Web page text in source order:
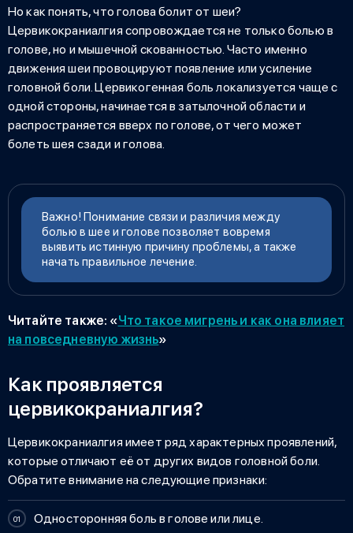
Но как понять, чтоголова болит от шеи?
Цервикокраниалгиясопровождается не только болью в
голове, но и мышечной скованностью. Часто именно
движения шеи провоцируют появление или усиление
головной боли. Цервикогенная боль локализуется чаще с
одной стороны, начинается в затылочной области и
распространяется вверх по голове,от чего может
болеть шея сзади и голова.
Важно! Понимание связи и различия между
болью в шее и голове позволяет вовремя
выявить истинную причину проблемы, а также
начать правильное лечение.
Читайте также: «Что такое мигрень и как она влияет
на повседневную жизнь»
Как проявляется
цервикокраниалгия?
Цервикокраниалгияимеет ряд характерных проявлений,
которые отличают её от других видов головной боли.
Обратите внимание на следующие признаки:
Односторонняя боль в голове или лице.